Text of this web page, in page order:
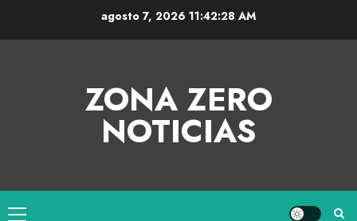
agosto 7, 2026 11:42:28 AM
ZONA ZERO
NOTICIAS